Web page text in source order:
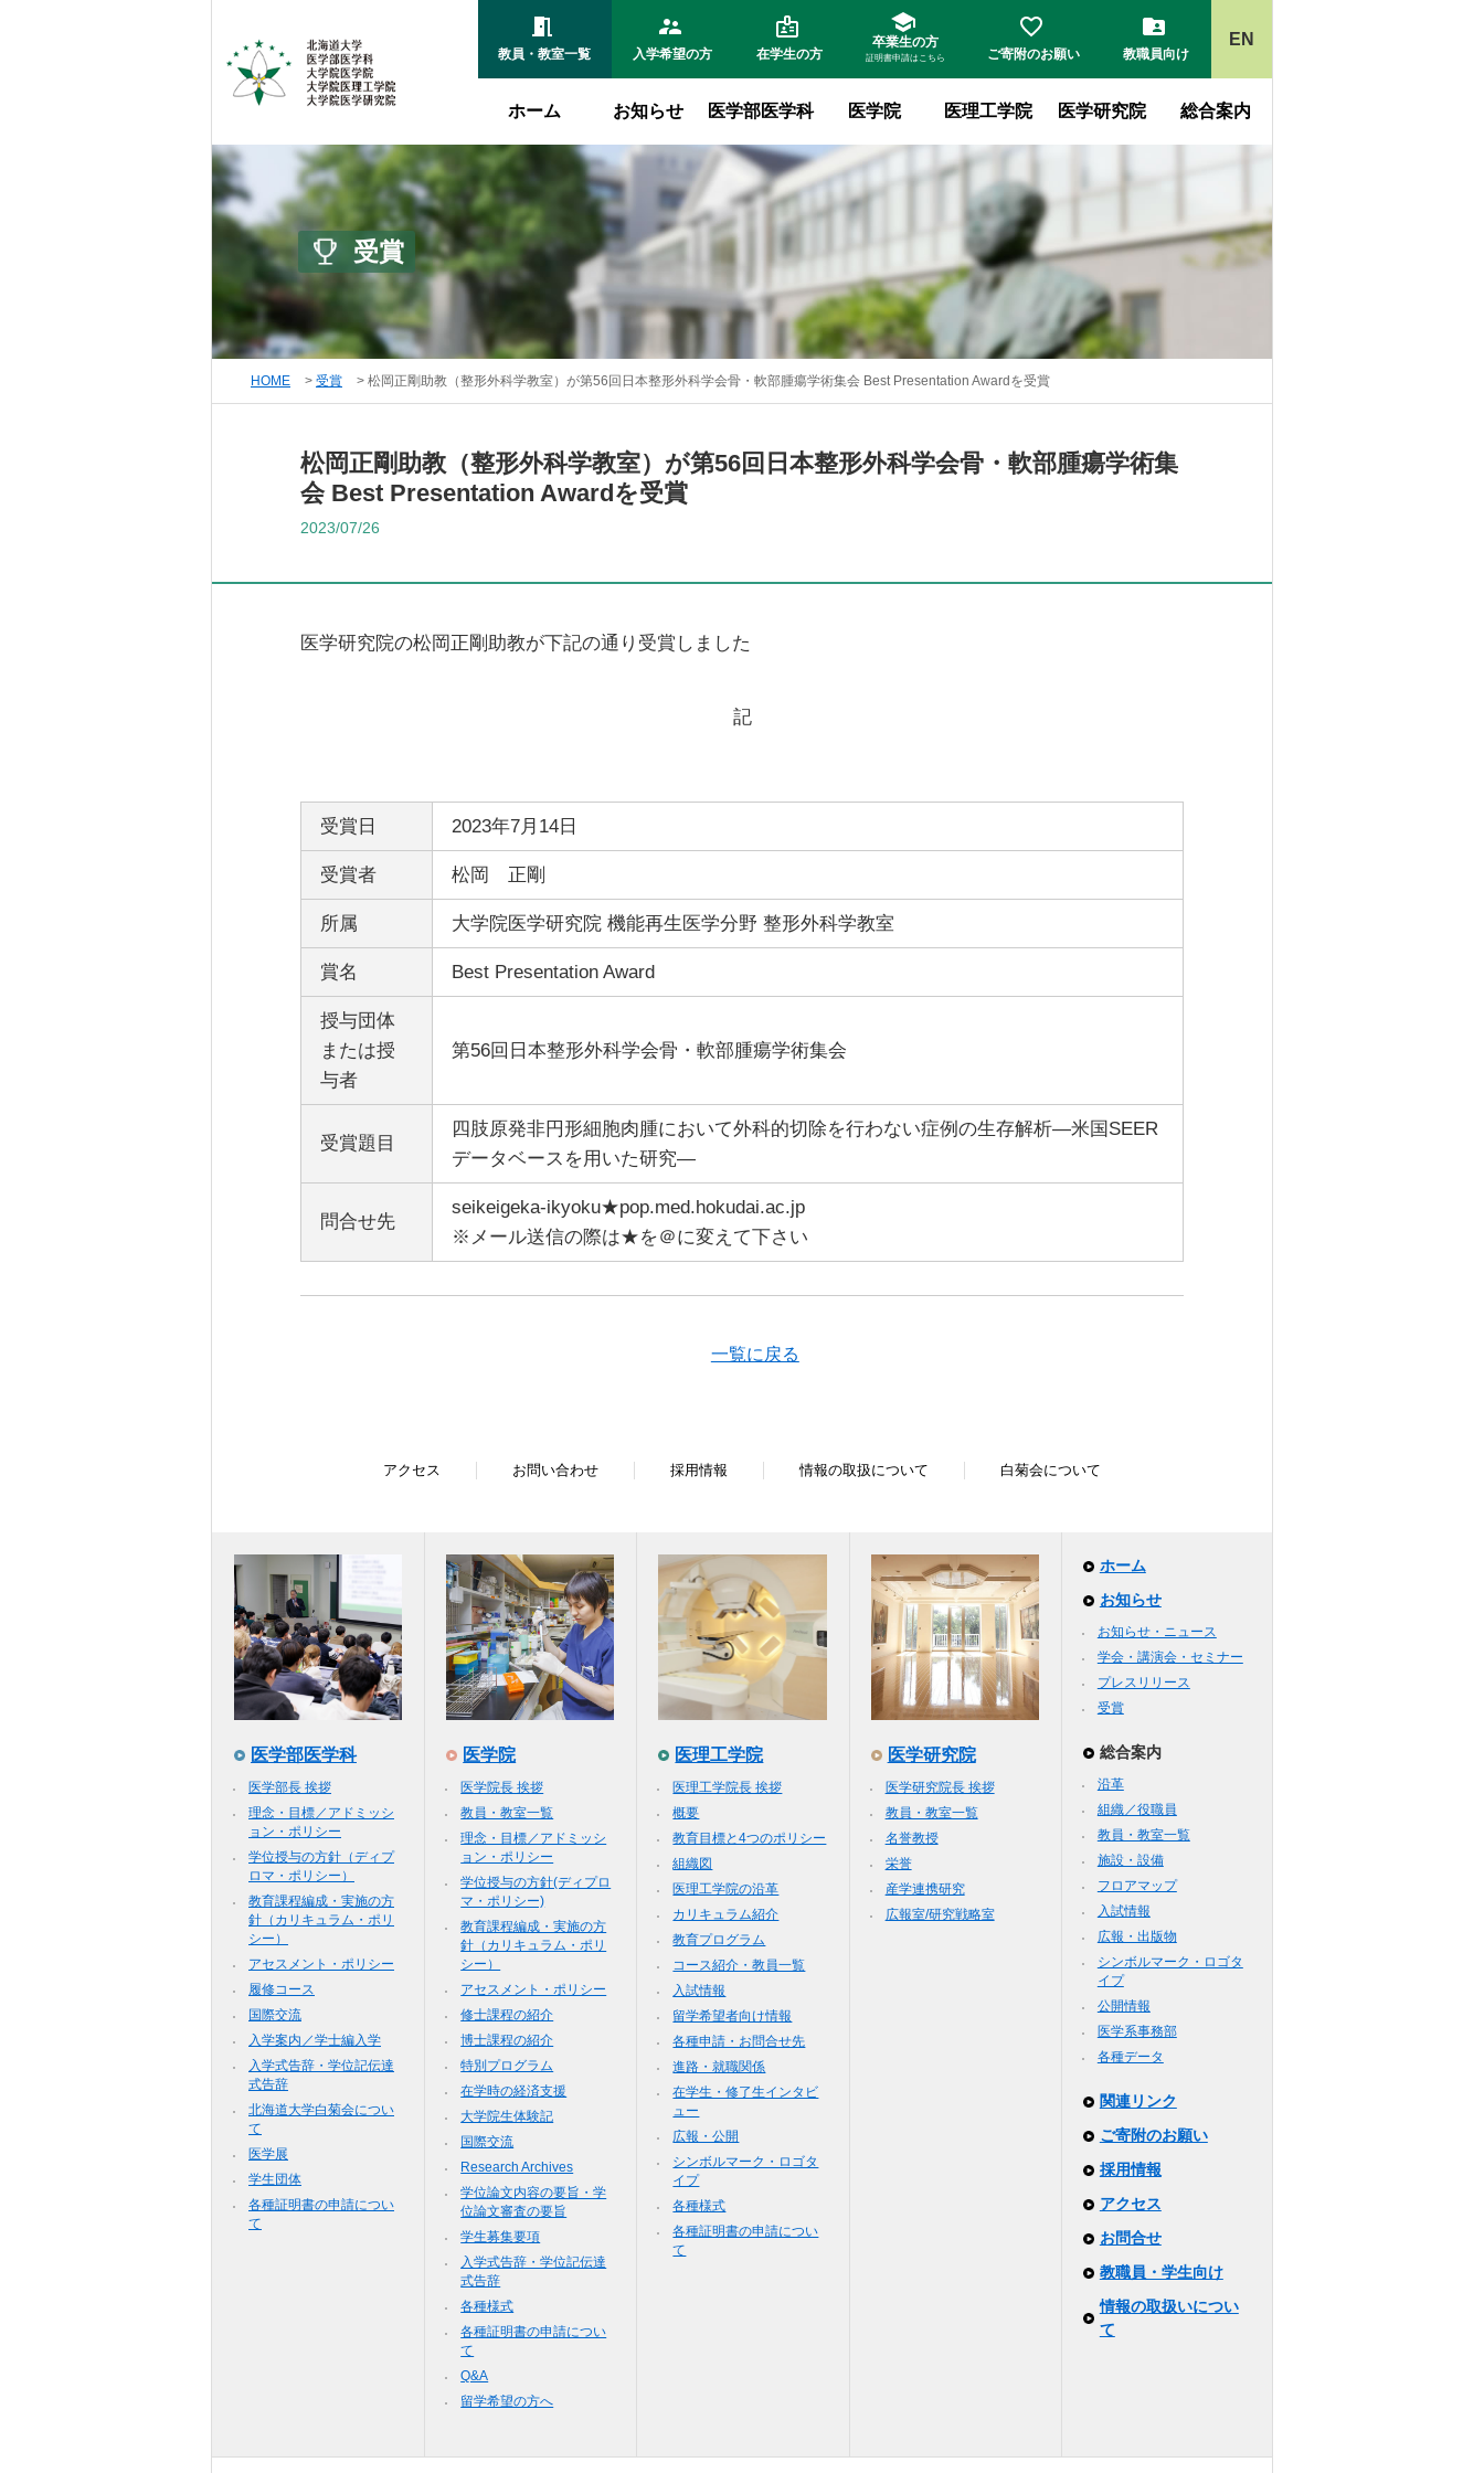
教員・教室一覧 入学希望の方 在学生の方
卒業生の方
証明書申請はこちら ご寄附のお願い 教職員向け
EN
ホーム お知らせ 医学部医学科 医学院 医理工学院 医学研究院 総合案内
受賞
HOME 受賞 松岡正剛助教（整形外科学教室）が第56回日本整形外科学会骨・軟部腫瘍学術集会 Best Presentation Awardを受賞
松岡正剛助教（整形外科学教室）が第56回日本整形外科学会骨・軟部腫瘍学術集
会 Best Presentation Awardを受賞
2023/07/26
医学研究院の松岡正剛助教が下記の通り受賞しました
記
受賞日 2023年7月14日
受賞者 松岡 正剛
所属 大学院医学研究院 機能再生医学分野 整形外科学教室
賞名 Best Presentation Award
授与団体
または授
与者
第56回日本整形外科学会骨・軟部腫瘍学術集会
受賞題目
四肢原発非円形細胞肉腫において外科的切除を行わない症例の生存解析―米国SEER
データベースを用いた研究―
問合せ先
seikeigeka-ikyoku★pop.med.hokudai.ac.jp
※メール送信の際は★を＠に変えて下さい
一覧に戻る
アクセス お問い合わせ 採用情報 情報の取扱について 白菊会について
医学部医学科
医学部長 挨拶
理念・目標／アドミッシ
ョン・ポリシー
学位授与の方針（ディプ
ロマ・ポリシー）
教育課程編成・実施の方
針（カリキュラム・ポリ
シー）
アセスメント・ポリシー
履修コース
国際交流
入学案内／学士編入学
入学式告辞・学位記伝達
式告辞
北海道大学白菊会につい
て
医学展
学生団体
各種証明書の申請につい
て
医学院
医学院長 挨拶
教員・教室一覧
理念・目標／アドミッシ
ョン・ポリシー
学位授与の方針(ディプロ
マ・ポリシー)
教育課程編成・実施の方
針（カリキュラム・ポリ
シー）
アセスメント・ポリシー
修士課程の紹介
博士課程の紹介
特別プログラム
在学時の経済支援
大学院生体験記
国際交流
Research Archives
学位論文内容の要旨・学
位論文審査の要旨
学生募集要項
入学式告辞・学位記伝達
式告辞
各種様式
各種証明書の申請につい
て
Q&A
留学希望の方へ
医理工学院
医理工学院長 挨拶
概要
教育目標と4つのポリシー
組織図
医理工学院の沿革
カリキュラム紹介
教育プログラム
コース紹介・教員一覧
入試情報
留学希望者向け情報
各種申請・お問合せ先
進路・就職関係
在学生・修了生インタビ
ュー
広報・公開
シンボルマーク・ロゴタ
イプ
各種様式
各種証明書の申請につい
て
医学研究院
医学研究院長 挨拶
教員・教室一覧
名誉教授
栄誉
産学連携研究
広報室/研究戦略室
ホーム
お知らせ
お知らせ・ニュース
学会・講演会・セミナー
プレスリリース
受賞
総合案内
沿革
組織／役職員
教員・教室一覧
施設・設備
フロアマップ
入試情報
広報・出版物
シンボルマーク・ロゴタ
イプ
公開情報
医学系事務部
各種データ
関連リンク
ご寄附のお願い
採用情報
アクセス
お問合せ
教職員・学生向け
情報の取扱いについ
て